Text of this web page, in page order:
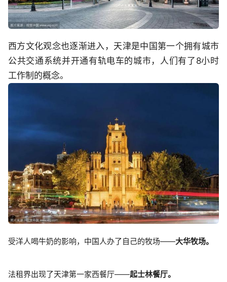
西方文化观念也逐渐进入，天津是中国第一个拥有城市
公共交通系统并开通有轨电车的城市，人们有了8小时
工作制的概念。
受洋人喝牛奶的影响，中国人办了自己的牧场——大华牧场。
法租界出现了天津第一家西餐厅——起士林餐厅。